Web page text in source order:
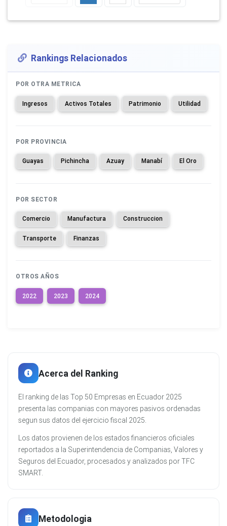
Rankings Relacionados
POR OTRA METRICA
Ingresos Activos Totales Patrimonio Utilidad
POR PROVINCIA
Guayas Pichincha Azuay Manabí El Oro
POR SECTOR
Comercio Manufactura Construccion
Transporte Finanzas
OTROS AÑOS
2022 2023 2024
Acerca del Ranking
El ranking de las Top 50 Empresas en Ecuador 2025
presenta las companias con mayores pasivos ordenadas
segun sus datos del ejercicio fiscal 2025.
Los datos provienen de los estados financieros oficiales
reportados a la Superintendencia de Companias, Valores y
Seguros del Ecuador, procesados y analizados por TFC
SMART.
Metodologia